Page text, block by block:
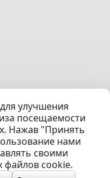
выкуп и обмен | УНП
улучшения
посещаемости
Нажав "Принять
нами
своими
файлов cookie.